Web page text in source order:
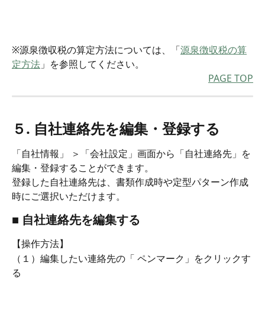
※源泉徴収税の算定方法については、「源泉徴収税の算
定方法」を参照してください。
PAGE TOP
５. 自社連絡先を編集・登録する
「自社情報」 ＞「会社設定」画面から「自社連絡先」を
編集・登録することができます。
登録した自社連絡先は、書類作成時や定型パターン作成
時にご選択いただけます。
■ 自社連絡先を編集する
【操作方法】
（１）編集したい連絡先の「 ペンマーク」をクリックす
る